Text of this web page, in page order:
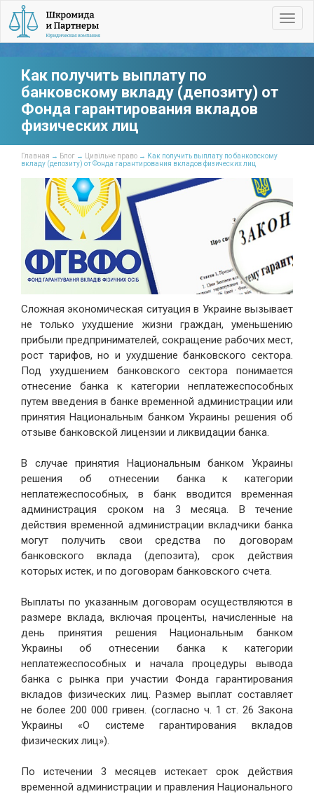
Как получить выплату по
банковскому вкладу (депозиту) от
Фонда гарантирования вкладов
физических лиц
Главная → Блог → Цивільне право → Как получить выплату по банковскому
вкладу (депозиту) от Фонда гарантирования вкладов физических лиц
Сложная экономическая ситуация в Украине вызывает
не только ухудшение жизни граждан, уменьшению
прибыли предпринимателей, сокращение рабочих мест,
рост тарифов, но и ухудшение банковского сектора.
Под ухудшением банковского сектора понимается
отнесение банка к категории неплатежеспособных
путем введения в банке временной администрации или
принятия Национальным банком Украины решения об
отзыве банковской лицензии и ликвидации банка.
В случае принятия Национальным банком Украины
решения об отнесении банка к категории
неплатежеспособных, в банк вводится временная
администрация сроком на 3 месяца. В течение
действия временной администрации вкладчики банка
могут получить свои средства по договорам
банковского вклада (депозита), срок действия
которых истек, и по договорам банковского счета.
Выплаты по указанным договорам осуществляются в
размере вклада, включая проценты, начисленные на
день принятия решения Национальным банком
Украины об отнесении банка к категории
неплатежеспособных и начала процедуры вывода
банка с рынка при участии Фонда гарантирования
вкладов физических лиц. Размер выплат составляет
не более 200 000 гривен. (согласно ч. 1 ст. 26 Закона
Украины «О системе гарантирования вкладов
физических лиц»).
По истечении 3 месяцев истекает срок действия
временной администрации и правления Национального